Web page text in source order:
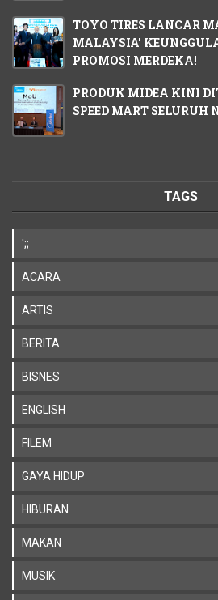
TOYO TIRES LANCAR
MALAYSIA'
PROMOSI MERDEKA!
PRODUK MIDEA KINI
SPEED MART SELURUH
TAGS
';;
ACARA
ARTIS
BERITA
BISNES
ENGLISH
FILEM
GAYA HIDUP
HIBURAN
MAKAN
MUSIK